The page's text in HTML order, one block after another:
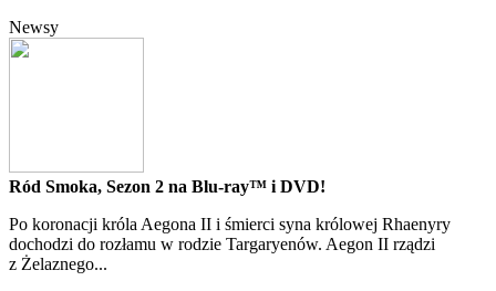
Newsy
Ród Smoka, Sezon 2 na Blu-ray™ i DVD!
Po koronacji króla Aegona II i śmierci syna królowej Rhaenyry
dochodzi do rozłamu w rodzie Targaryenów. Aegon II rządzi
z Żelaznego...